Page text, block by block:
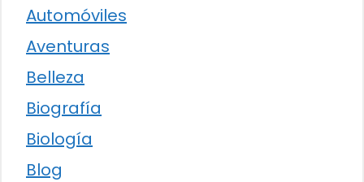
Automóviles
Aventuras
Belleza
Biografía
Biología
Blog